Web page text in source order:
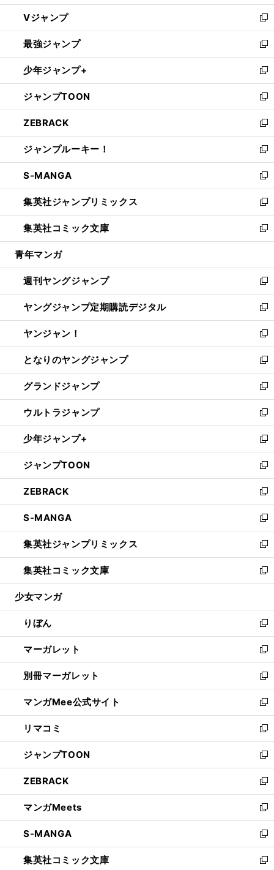
ウ
ィ
ン
ド
ウ
で
開
く
し
い
ウ
ィ
ン
ド
ウ
で
開
く
Vジャンプ
新
し
い
ウ
ィ
ン
ド
ウ
で
開
く
最強ジャンプ
新
し
い
ウ
ィ
ン
ド
ウ
で
開
く
少年ジャンプ+
新
し
い
ウ
ィ
ン
ド
ウ
で
開
く
ジャンプTOON
新
し
い
ウ
ィ
ン
ド
ウ
で
開
く
ZEBRACK
新
し
い
ウ
ィ
ン
ド
ウ
で
開
ジャンプルーキー！
新
し
い
ウ
ィ
ン
ド
ウ
開
く
S-MANGA
新
し
い
ウ
ィ
ン
ウ
で
開
く
集英社ジャンプリミックス
新
し
い
ウ
ン
ド
ウ
で
開
く
集英社コミック文庫
新
し
ウ
ィ
ン
ド
ウ
で
開
く
青年マンガ
週刊ヤングジャンプ
新
し
い
ウ
ィ
ン
ド
ウ
で
開
く
ヤングジャンプ定期購読デジタル
新
し
い
ウ
ィ
ン
ド
ウ
で
開
く
ヤンジャン！
新
し
い
ウ
ィ
ン
ド
ウ
で
開
く
となりのヤングジャンプ
新
し
い
ウ
ィ
ン
ド
ウ
で
開
く
グランドジャンプ
新
し
い
ウ
ィ
ン
ド
ウ
で
開
く
ウルトラジャンプ
新
し
い
ウ
ィ
ン
ド
ウ
で
開
く
少年ジャンプ+
新
し
い
ウ
ィ
ン
ド
ウ
で
開
く
ジャンプTOON
新
し
い
ウ
ィ
ン
ド
ウ
で
開
ZEBRACK
新
し
い
ウ
ィ
ン
ド
ウ
開
く
S-MANGA
新
し
い
ウ
ィ
ン
ウ
で
開
く
集英社ジャンプリミックス
新
し
い
ウ
ン
ド
ウ
で
開
く
集英社コミック文庫
新
し
ウ
ィ
ン
ド
ウ
で
開
く
少女マンガ
りぼん
新
し
い
ウ
ィ
ン
ド
ウ
で
開
く
マーガレット
新
し
い
ウ
ィ
ン
ド
ウ
で
開
く
別冊マーガレット
新
し
い
ウ
ィ
ン
ド
ウ
で
開
く
マンガMee公式サイト
新
し
い
ウ
ィ
ン
ド
ウ
で
開
く
リマコミ
新
し
い
ウ
ィ
ン
ド
ウ
で
開
く
ジャンプTOON
新
し
い
ウ
ィ
ン
ド
ウ
で
ZEBRACK
新
し
い
ウ
ィ
ン
ド
マンガMeets
新
し
い
ウ
ィ
S-MANGA
新
し
い
集英社コミック文庫 新